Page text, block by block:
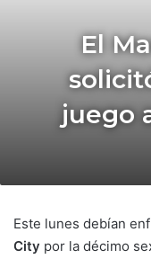
El
juego
Este lunes debían
City por la décimo